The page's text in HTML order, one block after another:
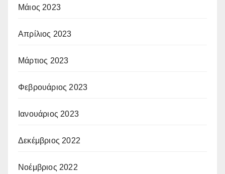
Μάιος 2023
Απρίλιος 2023
Μάρτιος 2023
Φεβρουάριος 2023
Ιανουάριος 2023
Δεκέμβριος 2022
Νοέμβριος 2022